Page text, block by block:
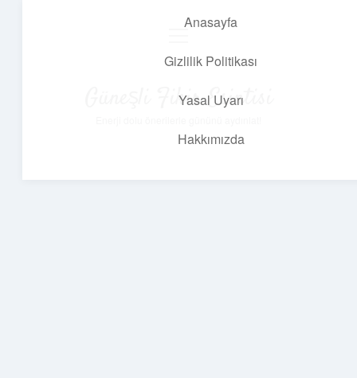
Anasayfa
Gizlilik Politikası
Yasal Uyarı
Hakkımızda
Güneşli Fikir Esintisi